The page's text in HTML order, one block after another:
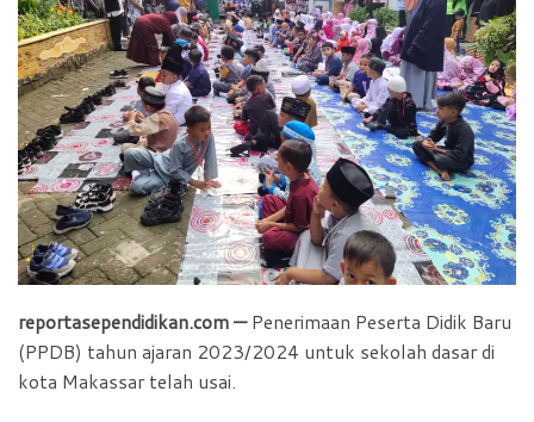
o
o
k
A
p
p
F
r
i
e
n
d
l
y
reportasependidikan.com —Penerimaan Peserta Didik Baru
(PPDB) tahun ajaran 2023/2024 untuk sekolah dasar di
kota Makassar telah usai.